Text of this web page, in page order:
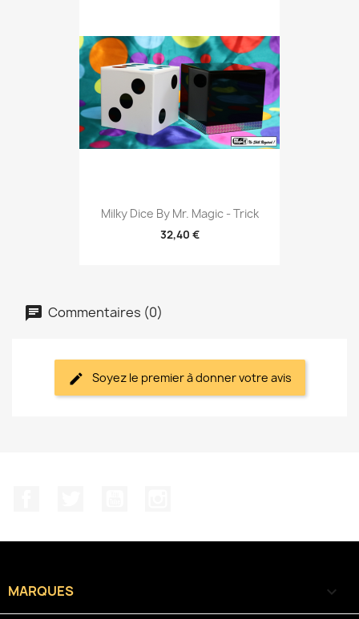
Milky Dice By Mr. Magic - Trick
32,40 €
Commentaires (0)
Soyez le premier à donner votre avis
MARQUES 